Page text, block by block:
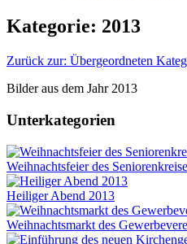
Kategorie: 2013
Zurück zur: Übergeordneten
Bilder aus dem Jahr 2013
Unterkategorien
Weihnachtsfeier des
Heiliger Abend 2013
Weihnachtsmarkt des